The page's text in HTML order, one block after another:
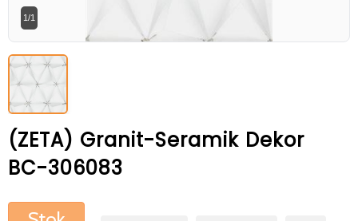
1/1
(ZETA) Granit-Seramik Dekor
BC-306083